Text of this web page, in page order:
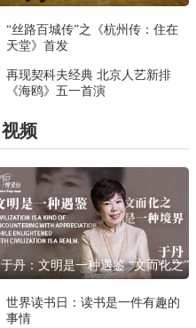
“丝路百城传”之《杭州传：住在
天堂》首发
再现契科夫经典 北京人艺新排
《海鸥》五一首演
视频
于丹：文明是一种遇鉴 “文而化之”是
世界读书日：读书是一件有趣的
事情